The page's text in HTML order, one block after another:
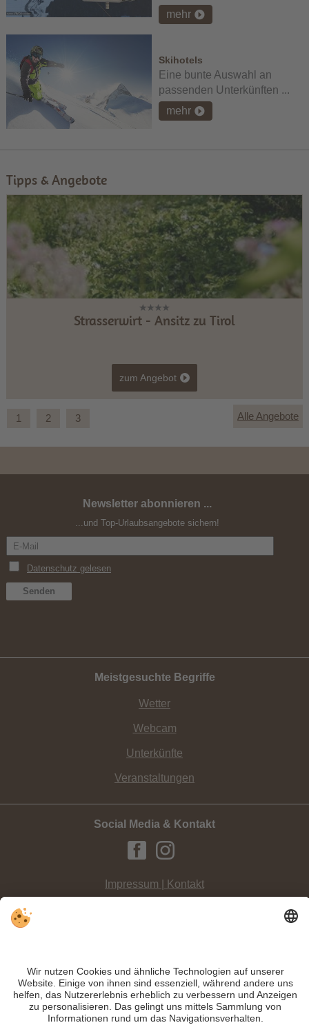
mehr
Skihotels
Eine bunte Auswahl an
passenden Unterkünften ...
mehr
Tipps & Angebote
Strasserwirt - Ansitz zu Tirol
Yoga-Retreat mit Rakesh Nanda
zum Angebot
1 2 3 Alle Angebote
Newsletter abonnieren ...
...und Top-Urlaubsangebote sichern!
Meistgesuchte Begriffe
Wetter
Webcam
Unterkünfte
Veranstaltungen
Social Media & Kontakt
Impressum | Kontakt
Derlängste Riesentorlauf des Pustertals, derHelmissimo, findet alle